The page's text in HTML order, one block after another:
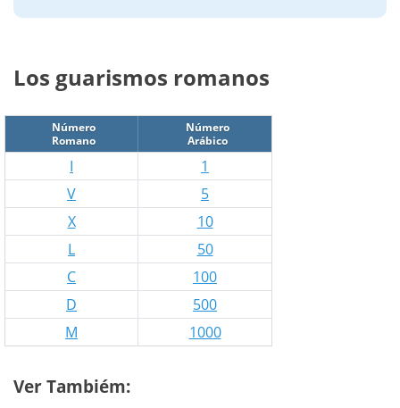
Los guarismos romanos
Número
Romano
Número
Arábico
I
1
V
5
X
10
L
50
C
100
D
500
M
1000
Ver Tambiém: